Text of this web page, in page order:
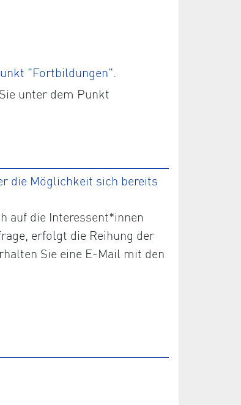
"Fortbildungen".
unter dem Punkt
die Möglichkeit sich bereits
auf die Interessent*innen
erfolgt die Reihung der
Sie eine E-Mail mit den